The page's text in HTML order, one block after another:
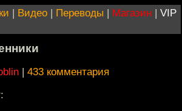
| Видео | Переводы | Магазин | VIP
| 433 комментария